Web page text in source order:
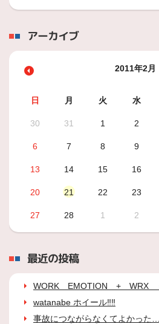
アーカイブ
2011年2月
日 月 火 水
30 31 1 2
6 7 8 9
13 14 15 16
20 21 22 23
27 28 1 2
最近の投稿
WORK EMOTION + WRX
watanabe ホイール‼‼
事故につながらなくてよかった